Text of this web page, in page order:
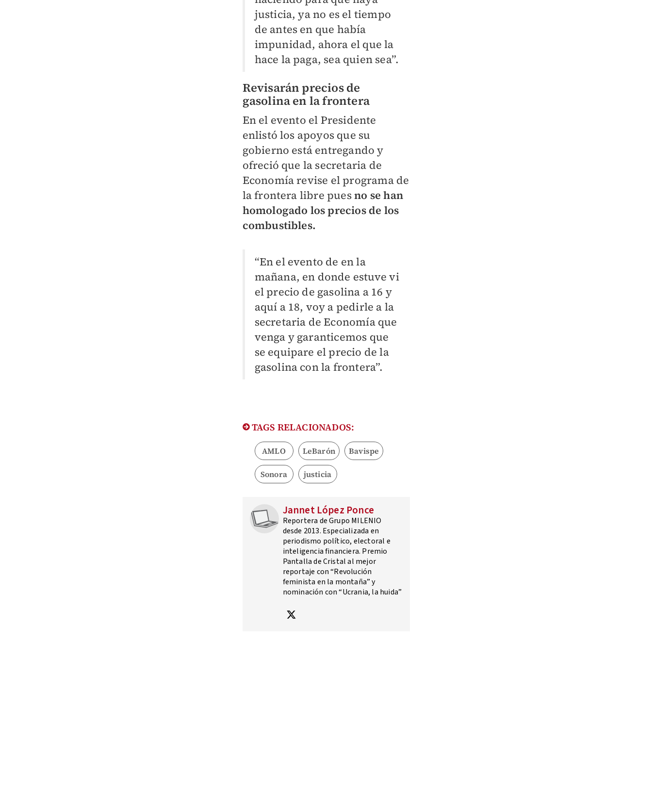
justicia, ya no es el tiempo
de antes en que había
impunidad, ahora el que la
hace la paga, sea quien sea”.
Revisarán precios de
gasolina en la frontera
En el evento el Presidente
enlistó los apoyos que su
gobierno está entregando y
ofreció que la secretaria de
Economía revise el programa de
la frontera libre puesno se han
homologado los precios de los
combustibles.
“En el evento de en la
mañana, en donde estuve vi
el precio de gasolina a 16 y
aquí a 18, voy a pedirle a la
secretaria de Economía que
venga y garanticemos que
se equipare el precio de la
gasolina con la frontera”.
TAGS RELACIONADOS:
AMLO LeBarón Bavispe
Sonora justicia
Jannet López Ponce
Reportera de Grupo MILENIO
desde 2013. Especializada en
periodismo político, electoral e
inteligencia financiera. Premio
Pantalla de Cristal al mejor
reportaje con “Revolución
feminista en la montaña” y
nominación con “Ucrania, la huida”